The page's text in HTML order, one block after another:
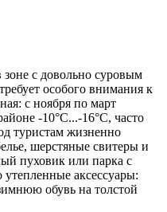
зоне с довольно суровым
особого внимания к
с ноября по март
-10°C...-16°C, часто
туристам жизненно
шерстяные свитеры и
пуховик или парка с
утепленные аксессуары:
обувь на толстой